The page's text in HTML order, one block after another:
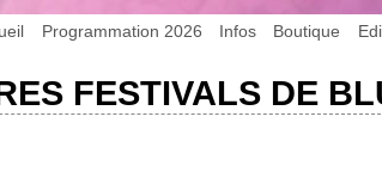
Programmation 2026 Infos Boutique
FESTIVALS DE